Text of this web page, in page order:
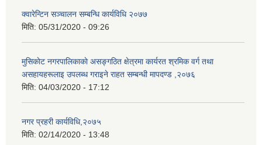
क्वारेन्टिन सञ्चालन सम्बन्धि कार्यविधि २०७७
मिति: 05/31/2020 - 09:26
मुसिकाेट नगरपालिकाकाे असङ्गठित क्षेत्रमा कार्यरत श्रमिक वर्ग तथा
असहायहरूलाइ उपलब्ध गराइने राहत सम्बन्धी मापदण्ड ,२०७६
मिति: 04/03/2020 - 17:12
नगर प्रहरी कार्यविधि,२०७५
मिति: 02/14/2020 - 13:48